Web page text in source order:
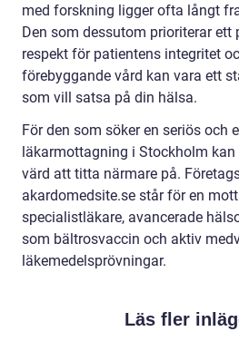
med forskning ligger ofta långt
Den som dessutom prioriterar ett
respekt för patientens integritet
förebyggande vård kan vara ett
som vill satsa på din hälsa.
För den som söker en seriös och
läkarmottagning i Stockholm kan
värd att titta närmare på.
akardomedsite.se står för en
specialistläkare, avancerade
som bältrosvaccin och aktiv
läkemedelsprövningar.
Läs fler